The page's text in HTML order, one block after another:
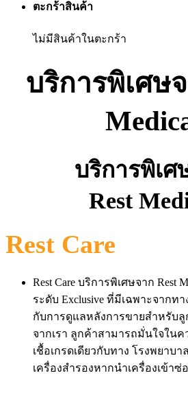
ตะกร้าสินค้า
ไม่มีสินค้าในตะกร้า
บริการพิเศษ
บริการพิเศ
Rest
Rest Care
Rest Care บริการพิเศษจาก Rest
ระดับ Exclusive ที่มีเฉพาะจากทา
กับการดูแลหลังการขายสำหรับลู
จากเรา ลูกค้าสามารถมั่นใจใน
เชื้อเกรดเดียวกับทาง โรงพยาบ
เครื่องสำรองหากนำเครื่องเข้าซ่